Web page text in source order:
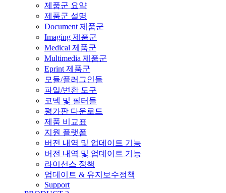
제품군 요약
제품군 설명
Document 제품군
Imaging 제품군
Medical 제품군
Multimedia 제품군
Eprint 제품군
모듈/플러그인들
파일/변환 도구
코덱 및 필터들
평가판 다운로드
제품 비교표
지원 플랫폼
버전 내역 및 업데이트 기능
버전 내역 및 업데이트 기능
라이선스 정책
업데이트 & 유지보수정책
Support